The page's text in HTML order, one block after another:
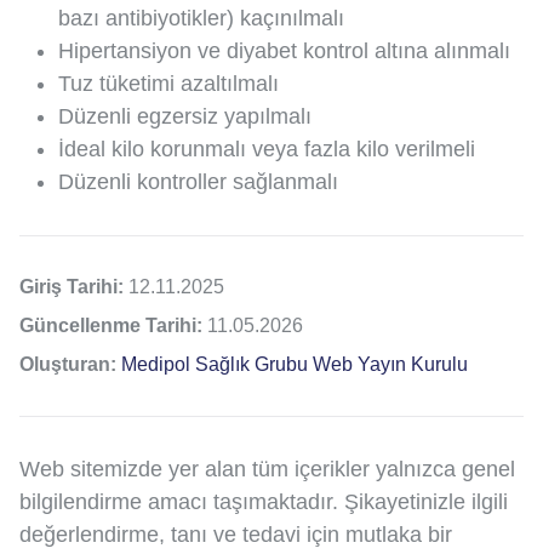
bazı antibiyotikler) kaçınılmalı
Hipertansiyon ve diyabet kontrol altına alınmalı
Tuz tüketimi azaltılmalı
Düzenli egzersiz yapılmalı
İdeal kilo korunmalı veya fazla kilo verilmeli
Düzenli kontroller sağlanmalı
Giriş Tarihi: 12.11.2025
Güncellenme Tarihi: 11.05.2026
Oluşturan: Medipol Sağlık Grubu Web Yayın Kurulu
Web sitemizde yer alan tüm içerikler yalnızca genel
bilgilendirme amacı taşımaktadır. Şikayetinizle ilgili
değerlendirme, tanı ve tedavi için mutlaka bir